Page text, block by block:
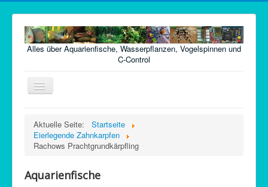
Alles über Aquarienfische, Wasserpflanzen, Vogelspinnen und
C-Control
Navigation
Fische
Futter
Aktuelle Seite:
Startseite
Eierlegende Zahnkarpfen
Rachows Prachtgrundkärpfling
Aquarienfische